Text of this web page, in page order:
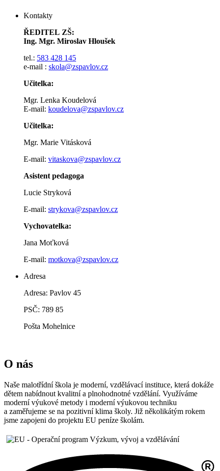
Kontakty
ŘEDITEL ZŠ:
Ing. Mgr. Miroslav Hloušek
tel.: 583 428 145
e-mail : skola@zspavlov.cz
Učitelka:
Mgr. Lenka Koudelová
E-mail: koudelova@zspavlov.cz
Učitelka:
Mgr. Marie Vitásková
E-mail: vitaskova@zspavlov.cz
Asistent pedagoga
Lucie Stryková
E-mail: strykova@zspavlov.cz
Vychovatelka:
Jana Moťková
E-mail: motkova@zspavlov.cz
Adresa
Adresa: Pavlov 45
PSČ: 789 85
Pošta Mohelnice
O nás
Naše malotřídní škola je moderní, vzdělávací instituce, která dokáže
dětem nabídnout kvalitní a plnohodnotné vzdělání. Využíváme
moderní výukové metody i moderní výukovou techniku
a zaměřujeme se na pozitivní klima školy. Již několikátým rokem
jsme zapojeni do projektu EU peníze školám.